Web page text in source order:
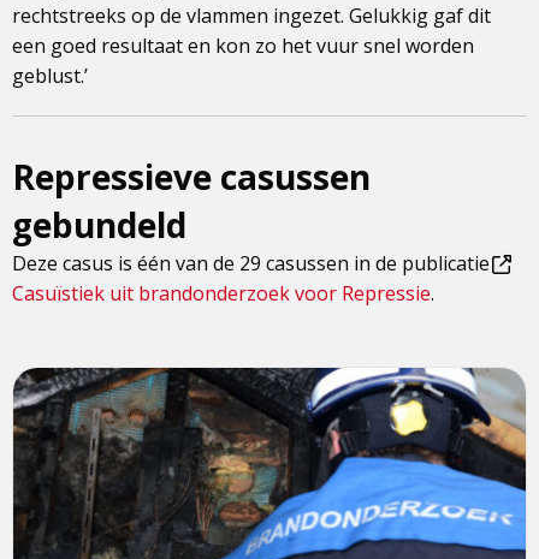
rechtstreeks op de vlammen ingezet. Gelukkig gaf dit
een goed resultaat en kon zo het vuur snel worden
geblust.’
Repressieve casussen
gebundeld
Deze casus is één van de 29 casussen in de publicatie
Dit
externe
pagina
Casuïstiek uit brandonderzoek voor Repressie.
Lees
meer
over
Brandonderzoek